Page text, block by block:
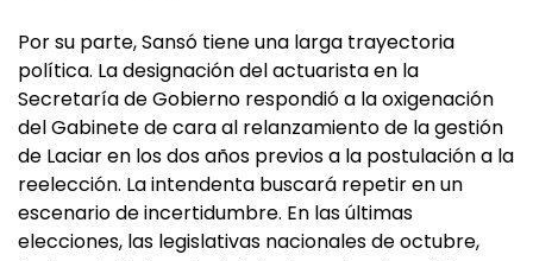
Por su parte, Sansó tiene una larga trayectoria
política. La designación del actuarista en la
Secretaría de Gobierno respondió a la oxigenación
del Gabinete de cara al relanzamiento de la gestión
de Laciar en los dos años previos a la postulación a la
reelección. La intendenta buscará repetir en un
escenario de incertidumbre. En las últimas
elecciones, las legislativas nacionales de octubre,